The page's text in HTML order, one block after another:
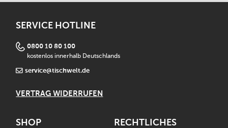
SERVICE HOTLINE
0800 10 80 100
kostenlos innerhalb Deutschlands
service@tischwelt.de
VERTRAG WIDERRUFEN
SHOP RECHTLICHES